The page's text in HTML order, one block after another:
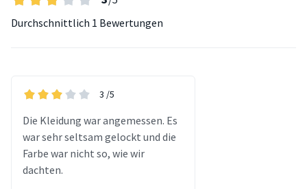
Durchschnittlich 1 Bewertungen
3 /5
Die Kleidung war angemessen. Es
war sehr seltsam gelockt und die
Farbe war nicht so, wie wir
dachten.